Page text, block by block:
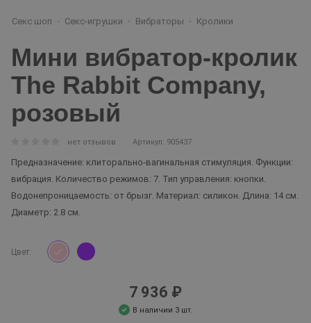
Секс шоп Секс-игрушки Вибраторы Кролики
Мини вибратор-кролик
The Rabbit Company,
розовый
нет отзывов Артикул: 905437
Предназначение: клиторально-вагинальная стимуляция. Функции:
вибрация. Количество режимов: 7. Тип управления: кнопки.
Водонепроницаемость: от брызг. Материал: силикон. Длина: 14 см.
Диаметр: 2.8 см.
Цвет:
7 936 ₽
В наличии 3 шт.